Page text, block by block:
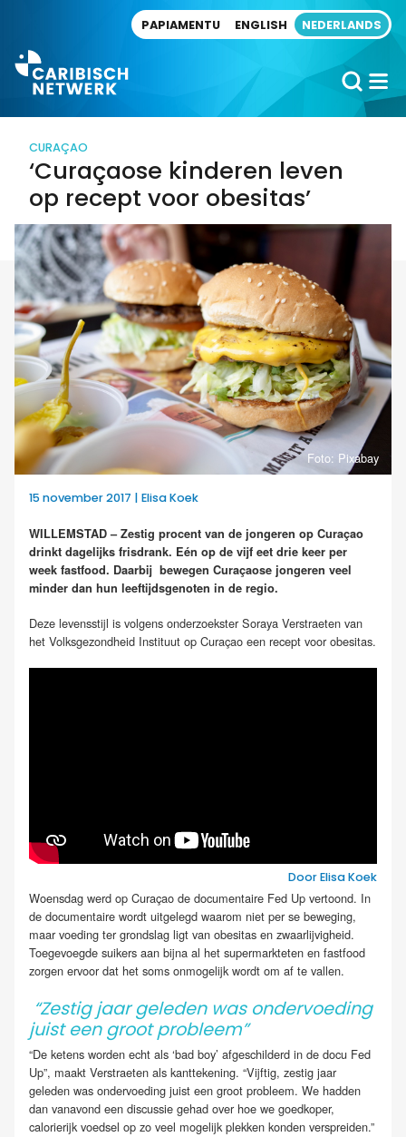
PAPIAMENTU ENGLISH NEDERLANDS
CURAÇAO
‘Curaçaose kinderen leven
op recept voor obesitas’
Foto: Pixabay
15 november 2017 | Elisa Koek
WILLEMSTAD –Zestig procent van de jongeren op Curaçao
drinkt dagelijks frisdrank. Eén op de vijf eet drie keer per
week fastfood. Daarbij bewegen Curaçaose jongeren veel
minder dan hun leeftijdsgenoten in de regio.
Deze levensstijl is volgens onderzoekster Soraya Verstraeten van
het Volksgezondheid Instituut op Curaçao een recept voor obesitas.
Door Elisa Koek
Woensdag werd op Curaçao de documentaire Fed Up vertoond. In
de documentaire wordt uitgelegd waarom niet per se beweging,
maar voeding ter grondslag ligt van obesitas en zwaarlijvigheid.
Toegevoegde suikers aan bijna al het supermarkteten en fastfood
zorgen ervoor dat het soms onmogelijk wordt om af te vallen.
“Zestig jaar geleden was ondervoeding
juist een groot probleem”
“De ketens worden echt als ‘bad boy’ afgeschilderd in de docu Fed
Up”, maakt Verstraeten als kanttekening. “Vijftig, zestig jaar
geleden was ondervoeding juist een groot probleem. We hadden
dan vanavond een discussie gehad over hoe we goedkoper,
calorierijk voedsel op zo veel mogelijk plekken konden verspreiden.”